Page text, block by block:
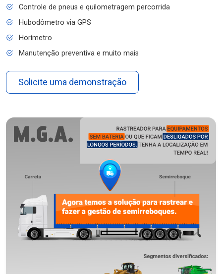
Controle de pneus e quilometragem percorrida
Hubodômetro via GPS
Horímetro
Manutenção preventiva e muito mais
Solicite uma demonstração